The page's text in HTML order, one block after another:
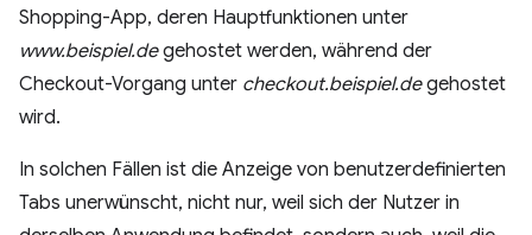
Shopping-App, deren Hauptfunktionen unter
www.beispiel.degehostet werden, während der
Checkout-Vorgang unter checkout.beispiel.degehostet
wird.
In solchen Fällen ist die Anzeige von benutzerdefinierten
Tabs unerwünscht, nicht nur, weil sich der Nutzer in